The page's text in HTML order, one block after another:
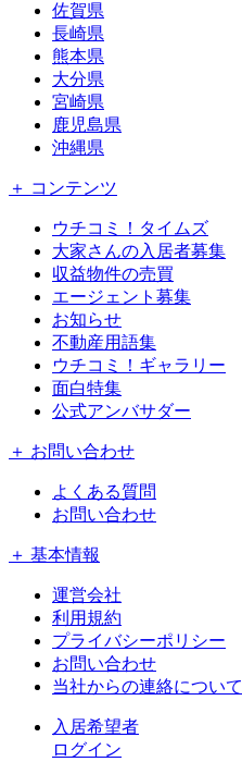
佐賀県
長崎県
熊本県
大分県
宮崎県
鹿児島県
沖縄県
＋ コンテンツ
ウチコミ！タイムズ
大家さんの入居者募集
収益物件の売買
エージェント募集
お知らせ
不動産用語集
ウチコミ！ギャラリー
面白特集
公式アンバサダー
＋ お問い合わせ
よくある質問
お問い合わせ
＋ 基本情報
運営会社
利用規約
プライバシーポリシー
お問い合わせ
当社からの連絡について
入居希望者
ログイン